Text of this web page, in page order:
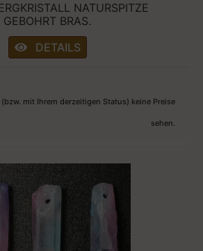
NATURSPITZE
GEBOHRT BRAS.
DETAILS
mit Ihrem derzeitigen Status) keine Preise
sehen.